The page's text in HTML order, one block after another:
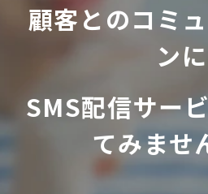
顧客とのコミ
ンに
SMS配信サー
てみませ